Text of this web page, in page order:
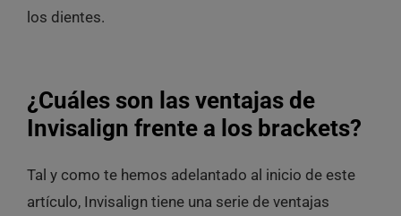
los dientes.
¿Cuáles son las ventajas de
Invisalign frente a los brackets?
Tal y como te hemos adelantado al inicio de este
artículo, Invisalign tiene una serie de ventajas